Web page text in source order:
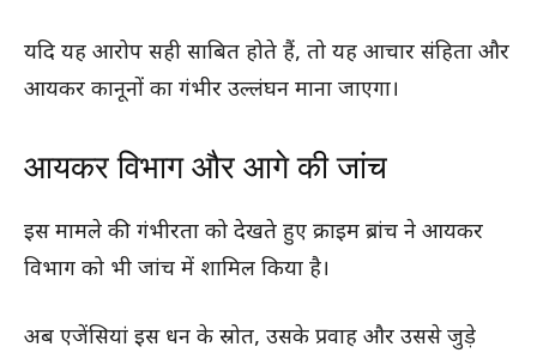
यदि यह आरोप सही साबित होते हैं, तो यह आचार संहिता और
आयकर कानूनों का गंभीर उल्लंघन माना जाएगा।
आयकर विभाग और आगे की जांच
इस मामले की गंभीरता को देखते हुए क्राइम ब्रांच ने आयकर
विभाग को भी जांच में शामिल किया है।
अब एजेंसियां इस धन के स्रोत, उसके प्रवाह और उससे जुड़े